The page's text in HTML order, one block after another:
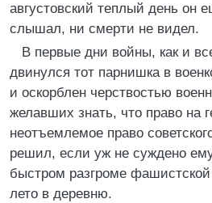
августовский теплый день он
слышал, ни смерти не видел.
В первые дни войны, как и
двинулся тот парнишка в
и оскорблен черствостью
желавших знать, что право на
неотъемлемое право
решил, если уж не суждено
быстром разгроме
лето в деревню.